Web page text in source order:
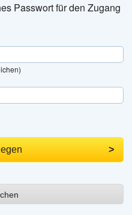
Passwort für den Zugang